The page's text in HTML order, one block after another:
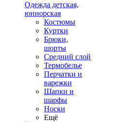
Одежда детская,
юниорская
Костюмы
Куртки
Брюки,
шорты
Средний слой
Термобелье
Перчатки и
варежки
Шапки и
шарфы
Носки
Ещё